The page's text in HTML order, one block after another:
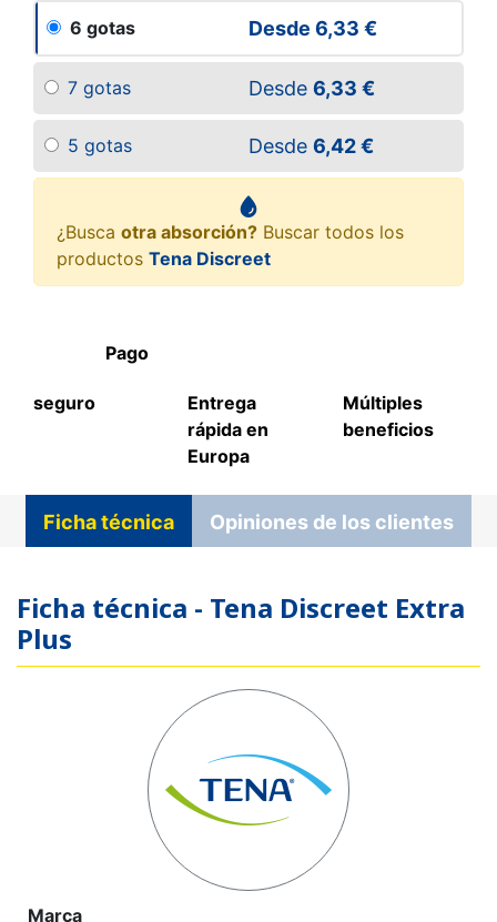
6 gotas Desde 6,33 €
7 gotas Desde 6,33 €
5 gotas Desde 6,42 €
¿Busca otra absorción? Buscar todos los
productos Tena Discreet
Pago
seguro
Entrega
rápida en
Europa
Múltiples
beneficios
Ficha técnica Opiniones de los clientes
Ficha técnica - Tena Discreet Extra
Plus
Marca